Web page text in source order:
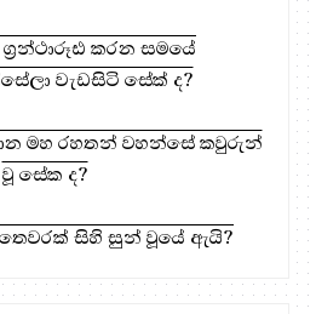
ග්‍රන්ථාරූඪ කරන සමයේ
වැඩසිටි සේක් ද?
මහ රහතන් වහන්සේ කවුරුන්
වූ සේක ද?
තෙවරක් සිහි සුන් වූයේ ඇයි?